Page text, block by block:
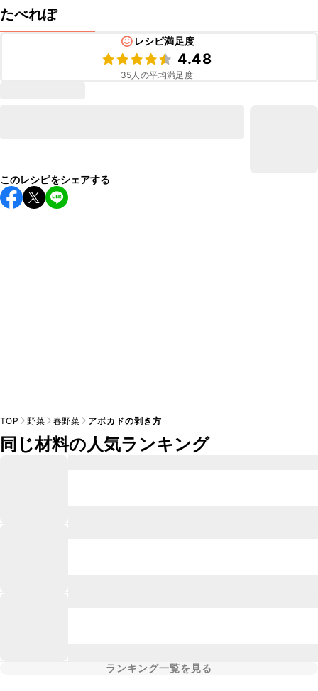
たべれぽ
レシピ満足度
4.48
35人の平均満足度
このレシピをシェアする
TOP 野菜 春野菜 アボカドの剥き方
同じ材料の人気ランキング
ランキング一覧を見る